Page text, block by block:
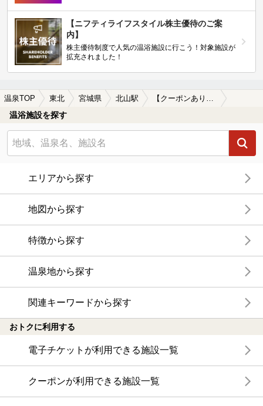
【ニフティライフスタイル株主優待のご案
内】
株主優待制度で人気の温浴施設に行こう！対象施設が
拡充されました！
温泉TOP 東北 宮城県 北山駅
温浴施設を探す
エリアから探す
地図から探す
特徴から探す
温泉地から探す
関連キーワードから探す
おトクに利用する
電子チケットが利用できる施設一覧
クーポンが利用できる施設一覧